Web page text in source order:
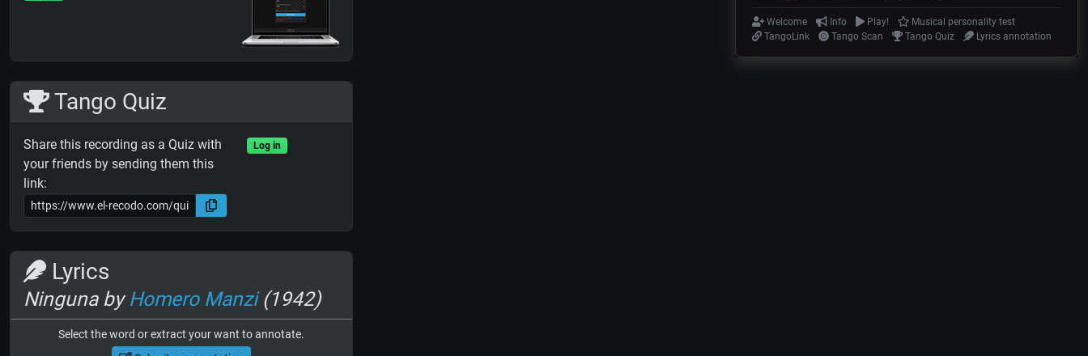
Tango Quiz
Share this recording as a Quiz with
your friends by sending them this
link:
Log in
Lyrics
Ninguna byHomero Manzi(1942)
Select the word or extract your want to annotate.
Welcome Info Play!
Musical personality test
TangoLink
Tango Scan Tango Quiz Lyrics annotation